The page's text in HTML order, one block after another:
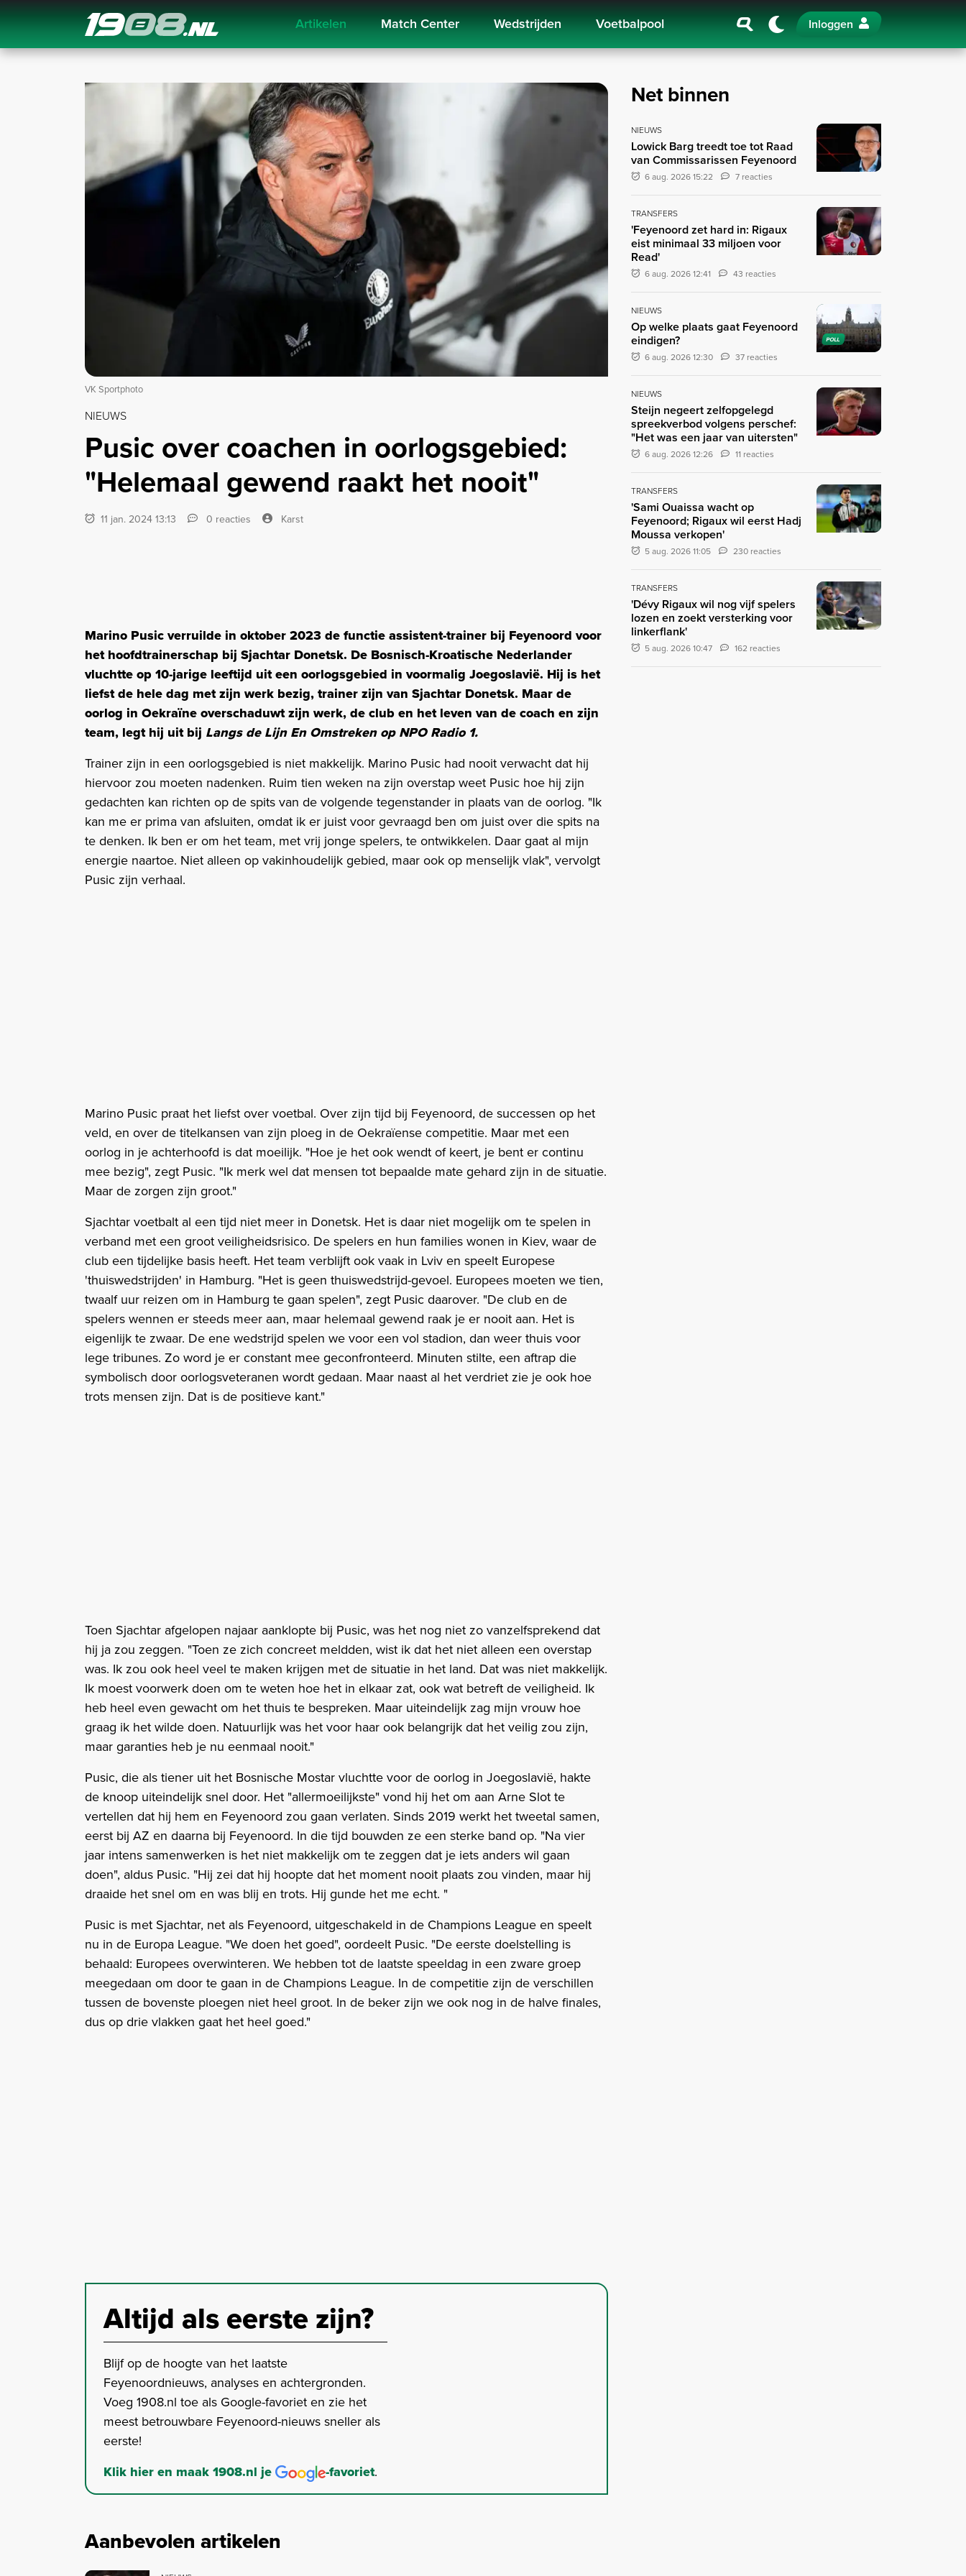
Navigation Artikelen Match Center Wedstrijden Voetbalpool Inloggen
VK Sportphoto
NIEUWS
Pusic over coachen in oorlogsgebied:
"Helemaal gewend raakt het nooit"
11 jan. 2024 13:13 0 reacties Karst
Marino Pusic verruilde in oktober 2023 de functie assistent-trainer bij Feyenoord voor
het hoofdtrainerschap bij Sjachtar Donetsk. De Bosnisch-Kroatische Nederlander
vluchtte op 10-jarige leeftijd uit een oorlogsgebied in voormalig Joegoslavië. Hij is het
liefst de hele dag met zijn werk bezig, trainer zijn van Sjachtar Donetsk. Maar de
oorlog in Oekraïne overschaduwt zijn werk, de club en het leven van de coach en zijn
team, legt hij uit bij Langs de Lijn En Omstreken op NPO Radio 1.
Trainer zijn in een oorlogsgebied is niet makkelijk. Marino Pusic had nooit verwacht dat hij
hiervoor zou moeten nadenken. Ruim tien weken na zijn overstap weet Pusic hoe hij zijn
gedachten kan richten op de spits van de volgende tegenstander in plaats van de oorlog. "Ik
kan me er prima van afsluiten, omdat ik er juist voor gevraagd ben om juist over die spits na
te denken. Ik ben er om het team, met vrij jonge spelers, te ontwikkelen. Daar gaat al mijn
energie naartoe. Niet alleen op vakinhoudelijk gebied, maar ook op menselijk vlak", vervolgt
Pusic zijn verhaal.
Marino Pusic praat het liefst over voetbal. Over zijn tijd bij Feyenoord, de successen op het
veld, en over de titelkansen van zijn ploeg in de Oekraïense competitie. Maar met een
oorlog in je achterhoofd is dat moeilijk. "Hoe je het ook wendt of keert, je bent er continu
mee bezig", zegt Pusic. "Ik merk wel dat mensen tot bepaalde mate gehard zijn in de situatie.
Maar de zorgen zijn groot."
Sjachtar voetbalt al een tijd niet meer in Donetsk. Het is daar niet mogelijk om te spelen in
verband met een groot veiligheidsrisico. De spelers en hun families wonen in Kiev, waar de
club een tijdelijke basis heeft. Het team verblijft ook vaak in Lviv en speelt Europese
'thuiswedstrijden' in Hamburg. "Het is geen thuiswedstrijd-gevoel. Europees moeten we tien,
twaalf uur reizen om in Hamburg te gaan spelen", zegt Pusic daarover. "De club en de
spelers wennen er steeds meer aan, maar helemaal gewend raak je er nooit aan. Het is
eigenlijk te zwaar. De ene wedstrijd spelen we voor een vol stadion, dan weer thuis voor
lege tribunes. Zo word je er constant mee geconfronteerd. Minuten stilte, een aftrap die
symbolisch door oorlogsveteranen wordt gedaan. Maar naast al het verdriet zie je ook hoe
trots mensen zijn. Dat is de positieve kant."
Toen Sjachtar afgelopen najaar aanklopte bij Pusic, was het nog niet zo vanzelfsprekend dat
hij ja zou zeggen. "Toen ze zich concreet meldden, wist ik dat het niet alleen een overstap
was. Ik zou ook heel veel te maken krijgen met de situatie in het land. Dat was niet makkelijk.
Ik moest voorwerk doen om te weten hoe het in elkaar zat, ook wat betreft de veiligheid. Ik
heb heel even gewacht om het thuis te bespreken. Maar uiteindelijk zag mijn vrouw hoe
graag ik het wilde doen. Natuurlijk was het voor haar ook belangrijk dat het veilig zou zijn,
maar garanties heb je nu eenmaal nooit."
Pusic, die als tiener uit het Bosnische Mostar vluchtte voor de oorlog in Joegoslavië, hakte
de knoop uiteindelijk snel door. Het "allermoeilijkste" vond hij het om aan Arne Slot te
vertellen dat hij hem en Feyenoord zou gaan verlaten. Sinds 2019 werkt het tweetal samen,
eerst bij AZ en daarna bij Feyenoord. In die tijd bouwden ze een sterke band op. "Na vier
jaar intens samenwerken is het niet makkelijk om te zeggen dat je iets anders wil gaan
doen", aldus Pusic. "Hij zei dat hij hoopte dat het moment nooit plaats zou vinden, maar hij
draaide het snel om en was blij en trots. Hij gunde het me echt. "
Pusic is met Sjachtar, net als Feyenoord, uitgeschakeld in de Champions League en speelt
nu in de Europa League. "We doen het goed", oordeelt Pusic. "De eerste doelstelling is
behaald: Europees overwinteren. We hebben tot de laatste speeldag in een zware groep
meegedaan om door te gaan in de Champions League. In de competitie zijn de verschillen
tussen de bovenste ploegen niet heel groot. In de beker zijn we ook nog in de halve finales,
dus op drie vlakken gaat het heel goed."
Altijd als eerste zijn?
Blijf op de hoogte van het laatste
Feyenoordnieuws, analyses en achtergronden.
Voeg 1908.nl toe als Google-favoriet en zie het
meest betrouwbare Feyenoord-nieuws sneller als
eerste!
Klik hier en maak 1908.nl je
-favoriet.
Aanbevolen artikelen
Net binnen
NIEUWS
Lowick Barg treedt toe tot Raad
van Commissarissen Feyenoord
6 aug. 2026 15:22 7 reacties
TRANSFERS
'Feyenoord zet hard in: Rigaux
eist minimaal 33 miljoen voor
Read'
6 aug. 2026 12:41 43 reacties
POLL
NIEUWS
Op welke plaats gaat Feyenoord
eindigen?
6 aug. 2026 12:30 37 reacties
NIEUWS
Steijn negeert zelfopgelegd
spreekverbod volgens perschef:
"Het was een jaar van uitersten"
6 aug. 2026 12:26 11 reacties
TRANSFERS
'Sami Ouaissa wacht op
Feyenoord; Rigaux wil eerst Hadj
Moussa verkopen'
5 aug. 2026 11:05 230 reacties
TRANSFERS
'Dévy Rigaux wil nog vijf spelers
lozen en zoekt versterking voor
linkerflank'
5 aug. 2026 10:47 162 reacties